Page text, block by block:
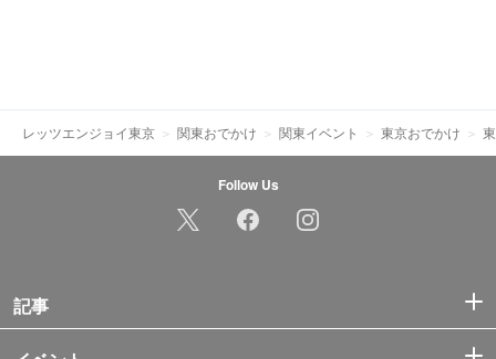
レッツエンジョイ東京 関東おでかけ 関東イベント 東京おでかけ
Follow Us
記事